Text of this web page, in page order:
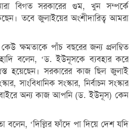
বিগত সরকারের গুম, খুন সম্পর্কে
তবে জুলাইয়ের অংশীদারিত্ব আমরা
ক্ষমতাকে পাঁচ বছরের জন্য প্রলম্বিত
বলেন, ‘ড. ইউনূসকে ব্যবহার করে
হয়েছেন। সরকারের কাজ ছিল জুলাই
সাংবিধানিক সংস্কার, নির্বাচন সংস্কার
বাইরে অন্য কাজ আপনি (ড. ইউনূস) কেন
বলেন, ‘দিল্লির ফাঁদে পা দিয়ে দেশ যদি